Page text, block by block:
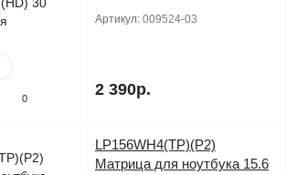
0
Артикул: 009524-03
2 390р.
LP156WH4(TP)(P2)
Матрица для ноутбука 15.6